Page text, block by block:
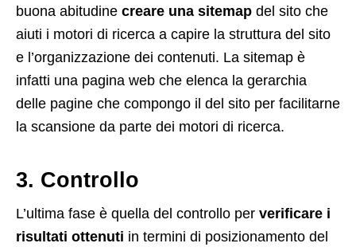
buona abitudine creare una sitemap del sito che
aiuti i motori di ricerca a capire la struttura del sito
e l’organizzazione dei contenuti. La sitemap è
infatti una pagina web che elenca la gerarchia
delle pagine che compongo il del sito per facilitarne
la scansione da parte dei motori di ricerca.
3. Controllo
L’ultima fase è quella del controllo per verificare i
risultati ottenuti in termini di posizionamento del